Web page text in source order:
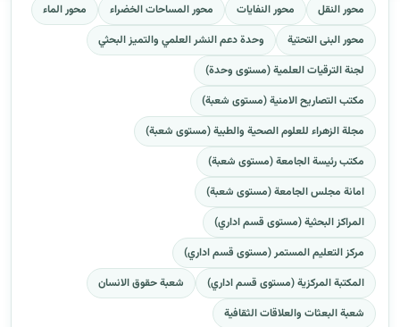
محور النقل محور النفايات محور المساحات الخضراء
محور الماء
محور البنى التحتية
وحدة دعم النشر العلمي والتميز البحثي
لجنة الترقيات العلمية (مستوى وحدة)
مكتب التصاريح الامنية (مستوى شعبة)
مجلة الزهراء للعلوم الصحية والطبية (مستوى شعبة)
مكتب رئيسة الجامعة (مستوى شعبة)
امانة مجلس الجامعة (مستوى شعبة)
المراكز البحثية (مستوى قسم اداري)
مركز التعليم المستمر (مستوى قسم اداري)
المكتبة المركزية (مستوى قسم اداري)
شعبة حقوق الانسان
شعبة البعثات والعلاقات الثقافية